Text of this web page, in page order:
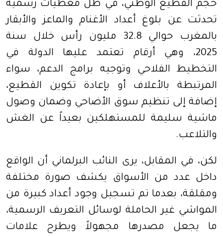
حجم القطيع الوطني، في ظل معطيات رسمية
تحدثت عن بلوغ أعداد الأغنام والماعز والأبقار
بالمغرب حوالي 32.8 مليون رأس خلال سنة
2025، وهي أرقام تعتمد عليها الدولة في
التخطيط الفلاحي وتوجيه برامج الدعم، سواء
المرتبطة بالأعلاف أو بإعادة تكوين القطيع،
إضافة إلى تنظيم سوق الأضاحي وضمان وصول
ماشية سليمة للمستهلكين بعيداً عن الغش
والتلاعب.
لكن، في المقابل، يرى النائب البرلماني أن الواقع
داخل عدد من الأسواق يكشف صورة مختلفة
ومقلقة، بعدما تم تسجيل وجود أعداد كبيرة من
المواشي غير الحاملة لوسائل التعريف الرسمية،
ما يجعل مصدرها مجهولاً ويطرح علامات